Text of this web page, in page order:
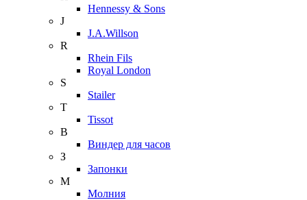
Hennessy & Sons
J
J.A.Willson
R
Rhein Fils
Royal London
S
Stailer
T
Tissot
В
Виндер для часов
З
Запонки
М
Молния